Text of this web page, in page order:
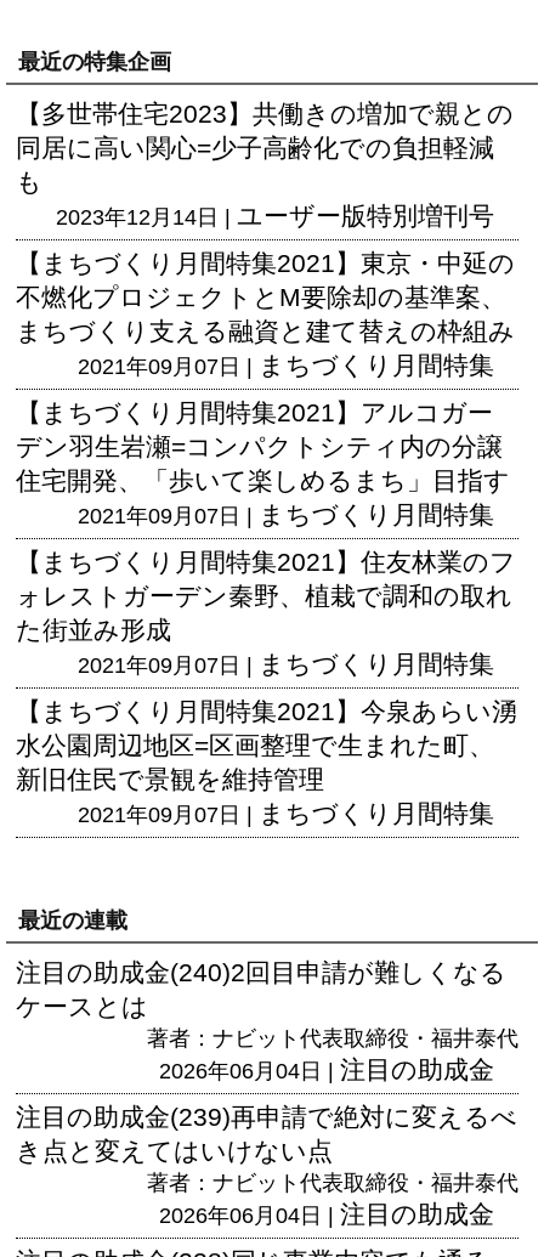
最近の特集企画
【多世帯住宅2023】共働きの増加で親との
同居に高い関心=少子高齢化での負担軽減
も
2023年12月14日 | ユーザー版特別増刊号
【まちづくり月間特集2021】東京・中延の
不燃化プロジェクトとM要除却の基準案、
まちづくり支える融資と建て替えの枠組み
2021年09月07日 | まちづくり月間特集
【まちづくり月間特集2021】アルコガー
デン羽生岩瀬=コンパクトシティ内の分譲
住宅開発、「歩いて楽しめるまち」目指す
2021年09月07日 | まちづくり月間特集
【まちづくり月間特集2021】住友林業のフ
ォレストガーデン秦野、植栽で調和の取れ
た街並み形成
2021年09月07日 | まちづくり月間特集
【まちづくり月間特集2021】今泉あらい湧
水公園周辺地区=区画整理で生まれた町、
新旧住民で景観を維持管理
2021年09月07日 | まちづくり月間特集
最近の連載
注目の助成金(240)2回目申請が難しくなる
ケースとは
著者：ナビット代表取締役・福井泰代
2026年06月04日 | 注目の助成金
注目の助成金(239)再申請で絶対に変えるべ
き点と変えてはいけない点
著者：ナビット代表取締役・福井泰代
2026年06月04日 | 注目の助成金